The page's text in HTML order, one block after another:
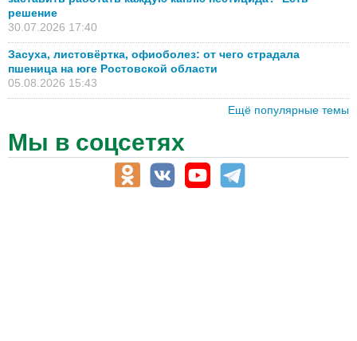
решение
30.07.2026 17:40
Засуха, листовёртка, офиоболез: от чего страдала
пшеница на юге Ростовской области
05.08.2026 15:43
Ещё популярные темы
Мы в соцсетях